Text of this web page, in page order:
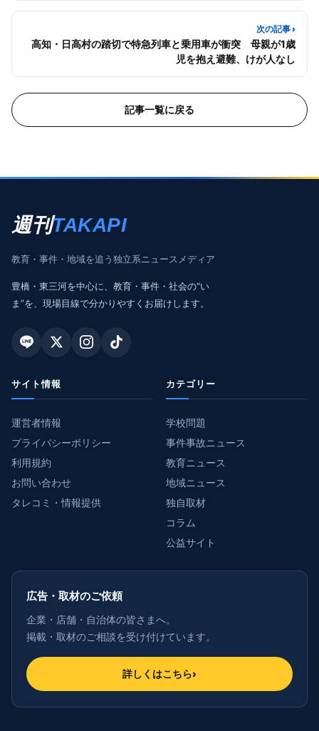
次の記事 ›
高知・日高村の踏切で特急列車と乗用車が衝突 母親が1歳
児を抱え避難、けが人なし
記事一覧に戻る
週刊TAKAPI
教育・事件・地域を追う独立系ニュースメディア
豊橋・東三河を中心に、教育・事件・社会の“い
ま”を、現場目線で分かりやすくお届けします。
サイト情報
運営者情報
プライバシーポリシー
利用規約
お問い合わせ
タレコミ・情報提供
カテゴリー
学校問題
事件事故ニュース
教育ニュース
地域ニュース
独自取材
コラム
公益サイト
広告・取材のご依頼
企業・店舗・自治体の皆さまへ。
掲載・取材のご相談を受け付けています。
詳しくはこちら›